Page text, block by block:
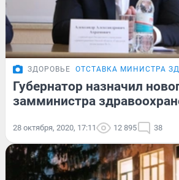
ЗДОРОВЬЕ ОТСТАВКА МИНИСТРА
Губернатор назначил
замминистра
28 октября, 2020, 17:11 12 895 38